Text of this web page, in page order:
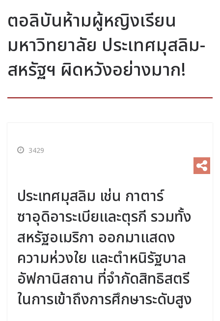
ตอลิบันห้ามผู้หญิงเรียน
มหาวิทยาลัย ประเทศมุสลิม-
สหรัฐฯ ผิดหวังอย่างมาก!
3429
ประเทศมุสลิม เช่น กาตาร์
ซาอุดิอาระเบียและตุรกี รวมทั้ง
สหรัฐอเมริกา ออกมาแสดง
ความห่วงใย และตำหนิรัฐบาล
อัฟกานิสถาน ที่จำกัดสิทธิสตรี
ในการเข้าถึงการศึกษาระดับสูง